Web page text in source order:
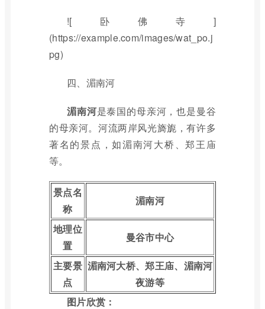
![卧佛寺]
(https://example.com/images/wat_po.j
pg)
四、湄南河
湄南河是泰国的母亲河，也是曼谷
的母亲河。河流两岸风光旖旎，有许多
著名的景点，如湄南河大桥、郑王庙
等。
景点名
称
湄南河
地理位
置
曼谷市中心
主要景
点
湄南河大桥、郑王庙、湄南河
夜游等
图片欣赏：